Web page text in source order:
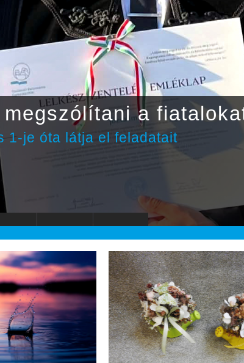
a
1-je óta látja el feladatait